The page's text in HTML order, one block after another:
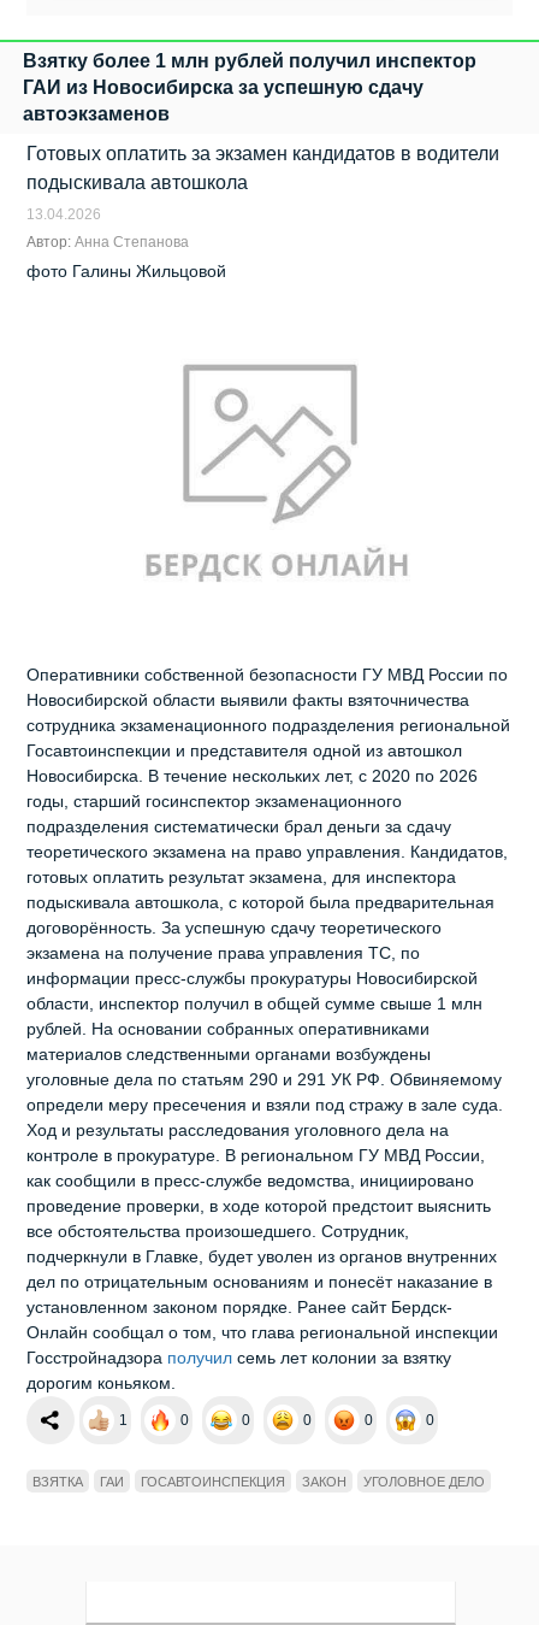
Взятку более 1 млн рублей получил инспектор
ГАИ из Новосибирска за успешную сдачу
автоэкзаменов
Готовых оплатить за экзамен кандидатов в водители
подыскивала автошкола
13.04.2026
Автор:Анна Степанова
фото Галины Жильцовой
Оперативники собственной безопасности ГУ МВД России по
Новосибирской области выявили факты взяточничества
сотрудника экзаменационного подразделения региональной
Госавтоинспекции и представителя одной из автошкол
Новосибирска. В течение нескольких лет, с 2020 по 2026
годы, старший госинспектор экзаменационного
подразделения систематически брал деньги за сдачу
теоретического экзамена на право управления. Кандидатов,
готовых оплатить результат экзамена, для инспектора
подыскивала автошкола, с которой была предварительная
договорённость. За успешную сдачу теоретического
экзамена на получение права управления ТС, по
информации пресс-службы прокуратуры Новосибирской
области, инспектор получил в общей сумме свыше 1 млн
рублей. На основании собранных оперативниками
материалов следственными органами возбуждены
уголовные дела по статьям 290 и 291 УК РФ. Обвиняемому
определи меру пресечения и взяли под стражу в зале суда.
Ход и результаты расследования уголовного дела на
контроле в прокуратуре. В региональном ГУ МВД России,
как сообщили в пресс-службе ведомства, инициировано
проведение проверки, в ходе которой предстоит выяснить
все обстоятельства произошедшего. Сотрудник,
подчеркнули в Главке, будет уволен из органов внутренних
дел по отрицательным основаниям и понесёт наказание в
установленном законом порядке. Ранее сайт Бердск-
Онлайн сообщал о том, что глава региональной инспекции
Госстройнадзора получил семь лет колонии за взятку
дорогим коньяком.
1 0 0 0 0 0
ВЗЯТКА ГАИ ГОСАВТОИНСПЕКЦИЯ ЗАКОН УГОЛОВНОЕ ДЕЛО